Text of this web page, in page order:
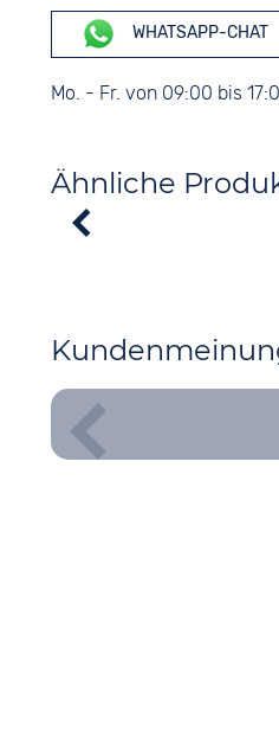
WHATSAPP-CHAT
Mo. - Fr. von 09:00 bis
Ähnliche